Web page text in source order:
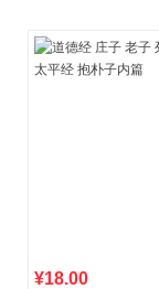
¥18.00